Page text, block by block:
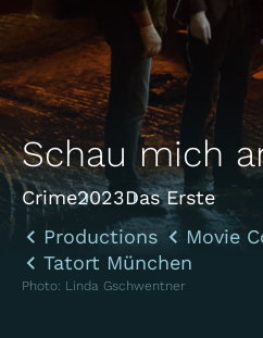
Schau mich
Crime2023Das Erste
Productions
Movie
Tatort München
Photo: Linda Gschwentner